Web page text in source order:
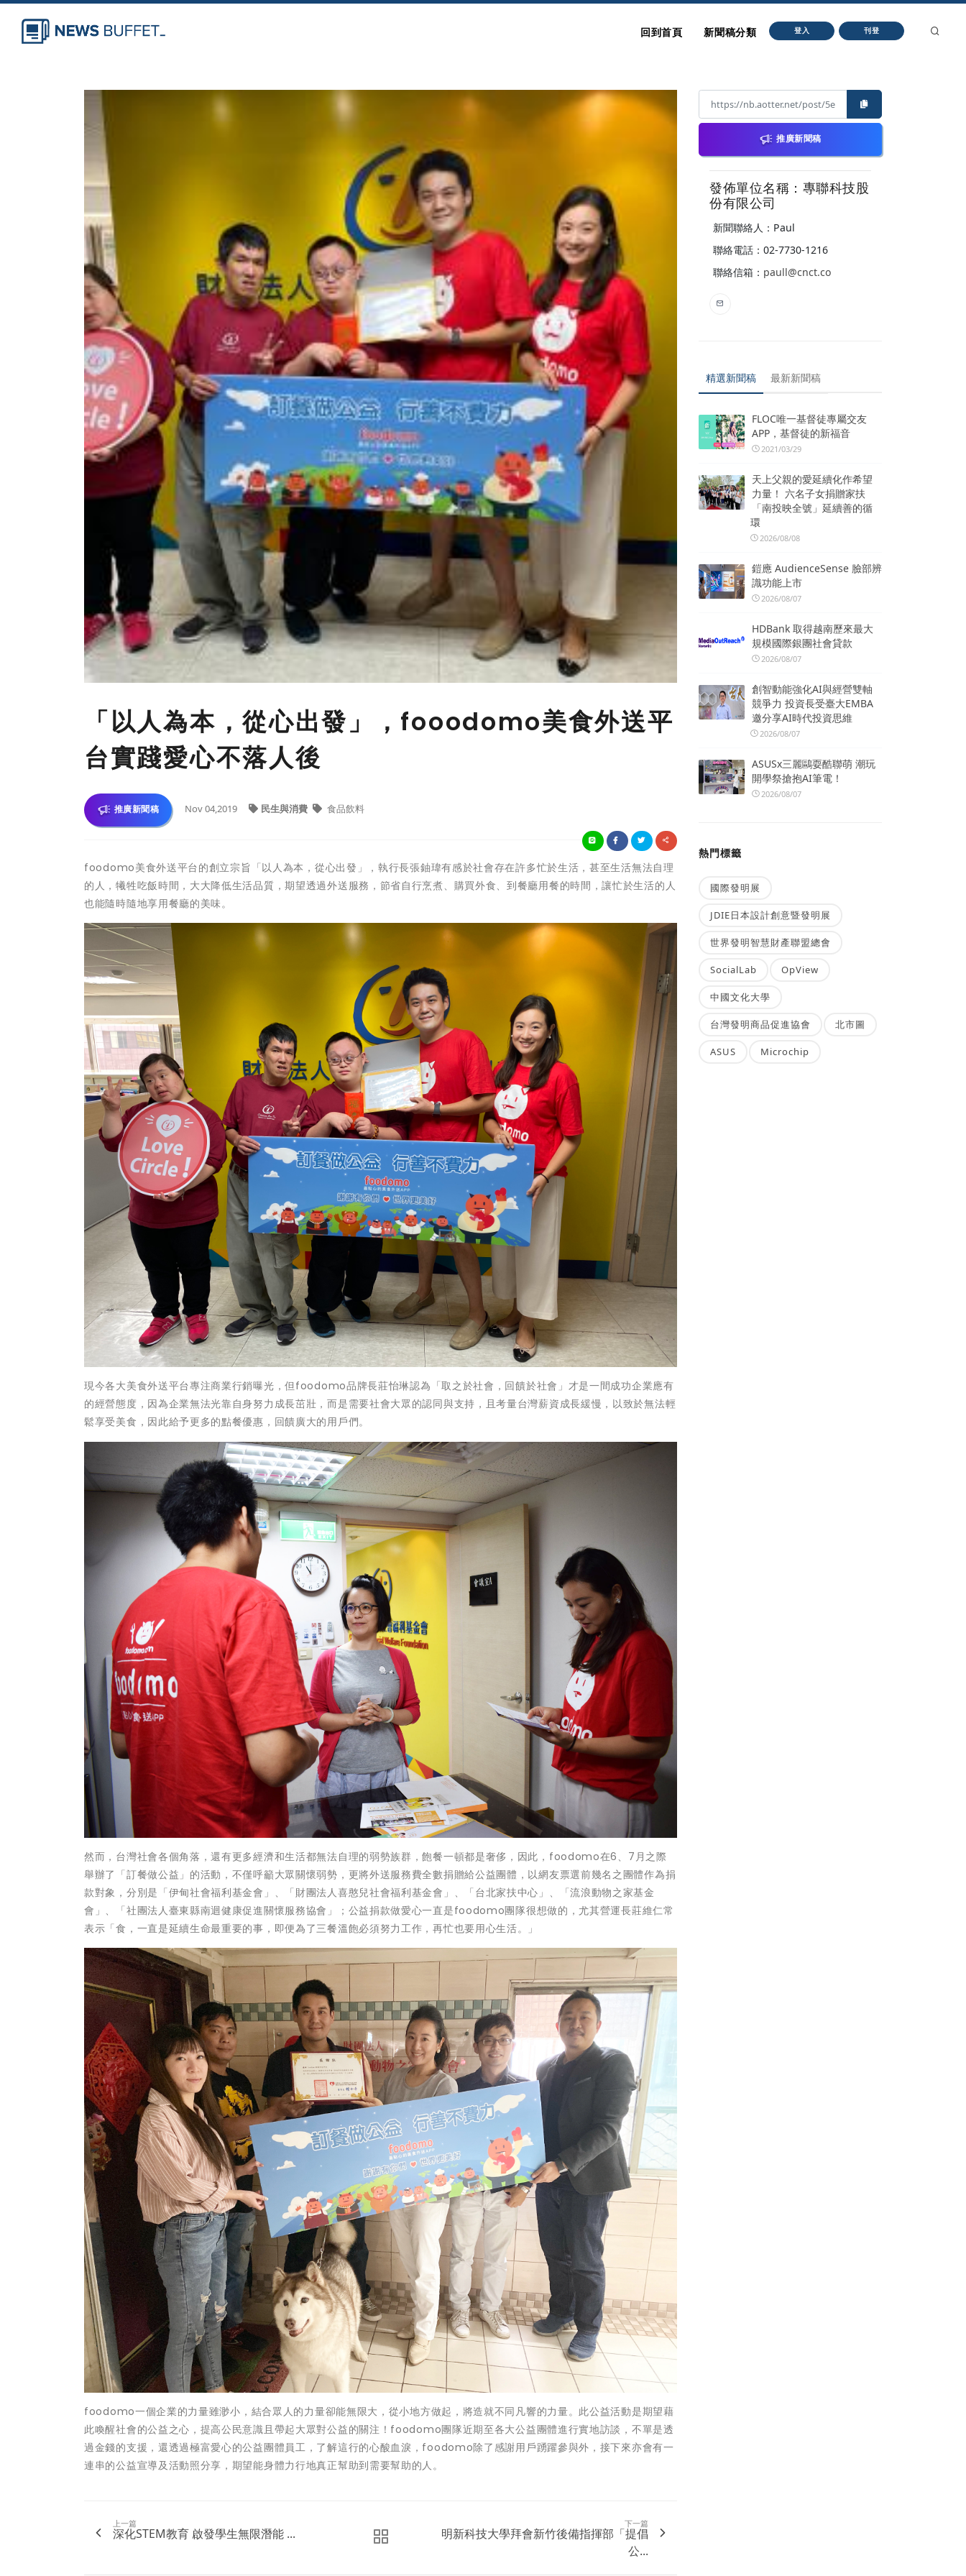
回到首頁 新聞稿分類 登入 刊登
「以人為本，從心出發」，fooodomo美食外送平
台實踐愛心不落人後
推廣新聞稿 Nov 04,2019 民生與消費 食品飲料
foodomo美食外送平台的創立宗旨「以人為本，從心出發」，執行長張鈾瑋有感於社會存在許多忙於生活，甚至生活無法自理
的人，犧牲吃飯時間，大大降低生活品質，期望透過外送服務，節省自行烹煮、購買外食、到餐廳用餐的時間，讓忙於生活的人
也能隨時隨地享用餐廳的美味。
現今各大美食外送平台專注商業行銷曝光，但foodomo品牌長莊怡琳認為「取之於社會，回饋於社會」才是一間成功企業應有
的經營態度，因為企業無法光靠自身努力成長茁壯，而是需要社會大眾的認同與支持，且考量台灣薪資成長緩慢，以致於無法輕
鬆享受美食，因此給予更多的點餐優惠，回饋廣大的用戶們。
然而，台灣社會各個角落，還有更多經濟和生活都無法自理的弱勢族群，飽餐一頓都是奢侈，因此，foodomo在6、7月之際
舉辦了「訂餐做公益」的活動，不僅呼籲大眾關懷弱勢，更將外送服務費全數捐贈給公益團體，以網友票選前幾名之團體作為捐
款對象，分別是「伊甸社會福利基金會」、「財團法人喜憨兒社會福利基金會」、「台北家扶中心」、「流浪動物之家基金
會」、「社團法人臺東縣南迴健康促進關懷服務協會」；公益捐款做愛心一直是foodomo團隊很想做的，尤其營運長莊維仁常
表示「食，一直是延續生命最重要的事，即便為了三餐溫飽必須努力工作，再忙也要用心生活。」
foodomo一個企業的力量雖渺小，結合眾人的力量卻能無限大，從小地方做起，將造就不同凡響的力量。此公益活動是期望藉
此喚醒社會的公益之心，提高公民意識且帶起大眾對公益的關注！foodomo團隊近期至各大公益團體進行實地訪談，不單是透
過金錢的支援，還透過極富愛心的公益團體員工，了解這行的心酸血淚，foodomo除了感謝用戶踴躍參與外，接下來亦會有一
連串的公益宣導及活動照分享，期望能身體力行地真正幫助到需要幫助的人。
上一篇
深化STEM教育 啟發學生無限潛能 ...
下一篇
明新科技大學拜會新竹後備指揮部「提倡
公...
推廣新聞稿
發佈單位名稱：專聯科技股
份有限公司
新聞聯絡人：Paul
聯絡電話：02-7730-1216
聯絡信箱： paull@cnct.co
精選新聞稿 最新新聞稿
FLOC唯一基督徒專屬交友
APP，基督徒的新福音
2021/03/29
天上父親的愛延續化作希望
力量！ 六名子女捐贈家扶
「南投映全號」延續善的循
環
2026/08/08
鎧應 AudienceSense 臉部辨
識功能上市
2026/08/07
HDBank 取得越南歷來最大
規模國際銀團社會貸款
2026/08/07
創智動能強化AI與經營雙軸
競爭力 投資長受臺大EMBA
邀分享AI時代投資思維
2026/08/07
ASUSx三麗鷗耍酷聯萌 潮玩
開學祭搶抱AI筆電！
2026/08/07
熱門標籤
國際發明展
JDIE日本設計創意暨發明展
世界發明智慧財產聯盟總會
SocialLab OpView
中國文化大學
台灣發明商品促進協會 北市圖
ASUS Microchip